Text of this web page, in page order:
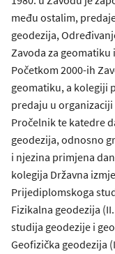
među ostalim,
geodezija,
Zavoda za geomatiku
Početkom 2000-ih
geomatiku, a kolegiji
predaju u
Pročelnik te katedre
geodezija, odnosno
i njezina primjena
kolegija Državna
Prijediplomskoga
Fizikalna geodezija
studija geodezije i
Geofizička geodezija